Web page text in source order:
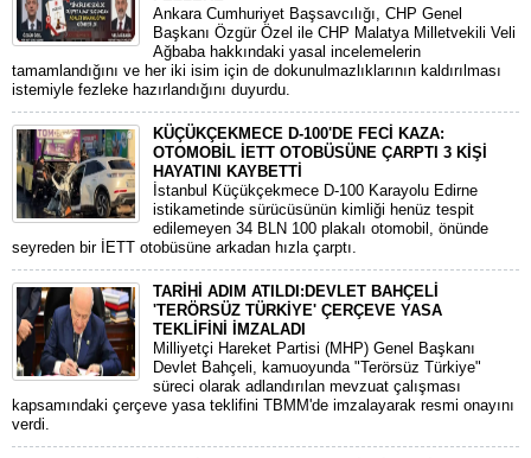
​Ankara Cumhuriyet Başsavcılığı, CHP Genel
Başkanı Özgür Özel ile CHP Malatya Milletvekili Veli
Ağbaba hakkındaki yasal incelemelerin
tamamlandığını ve her iki isim için de dokunulmazlıklarının kaldırılması
istemiyle fezleke hazırlandığını duyurdu.
KÜÇÜKÇEKMECE D-100'DE FECİ KAZA:
OTOMOBİL İETT OTOBÜSÜNE ÇARPTI 3 KİŞİ
HAYATINI KAYBETTİ
​İstanbul Küçükçekmece D-100 Karayolu Edirne
istikametinde sürücüsünün kimliği henüz tespit
edilemeyen 34 BLN 100 plakalı otomobil, önünde
seyreden bir İETT otobüsüne arkadan hızla çarptı.
TARİHİ ADIM ATILDI:DEVLET BAHÇELİ
'TERÖRSÜZ TÜRKİYE' ÇERÇEVE YASA
TEKLİFİNİ İMZALADI
​Milliyetçi Hareket Partisi (MHP) Genel Başkanı
Devlet Bahçeli, kamuoyunda "Terörsüz Türkiye"
süreci olarak adlandırılan mevzuat çalışması
kapsamındaki çerçeve yasa teklifini TBMM'de imzalayarak resmi onayını
verdi.